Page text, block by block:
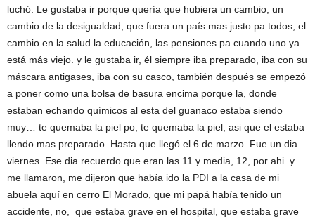
luchó. Le gustaba ir porque quería que hubiera un cambio, un
cambio de la desigualdad, que fuera un país mas justo pa todos, el
cambio en la salud la educación, las pensiones pa cuando uno ya
está más viejo. y le gustaba ir, él siempre iba preparado, iba con su
máscara antigases, iba con su casco, también después se empezó
a poner como una bolsa de basura encima porque la, donde
estaban echando químicos al esta del guanaco estaba siendo
muy… te quemaba la piel po, te quemaba la piel, asi que el estaba
llendo mas preparado. Hasta que llegó el 6 de marzo. Fue un dia
viernes. Ese dia recuerdo que eran las 11 y media, 12, por ahi y
me llamaron, me dijeron que había ido la PDI a la casa de mi
abuela aquí en cerro El Morado, que mi papá había tenido un
accidente, no, que estaba grave en el hospital, que estaba grave